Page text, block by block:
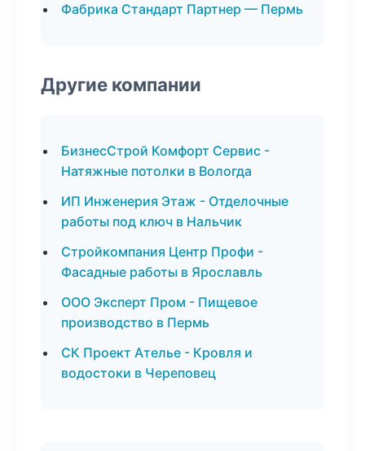
Фабрика Стандарт Партнер — Пермь
Другие компании
БизнесСтрой Комфорт Сервис -
Натяжные потолки в Вологда
ИП Инженерия Этаж - Отделочные
работы под ключ в Нальчик
Стройкомпания Центр Профи -
Фасадные работы в Ярославль
ООО Эксперт Пром - Пищевое
производство в Пермь
СК Проект Ателье - Кровля и
водостоки в Череповец